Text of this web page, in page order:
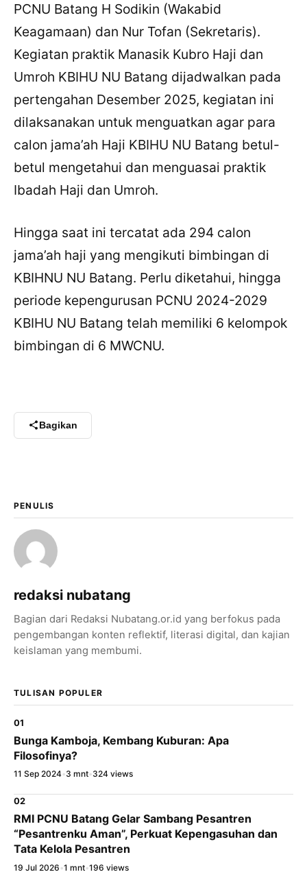
PCNU Batang H Sodikin (Wakabid
Keagamaan) dan Nur Tofan (Sekretaris).
Kegiatan praktik Manasik Kubro Haji dan
Umroh KBIHU NU Batang dijadwalkan pada
pertengahan Desember 2025, kegiatan ini
dilaksanakan untuk menguatkan agar para
calon jama’ah Haji KBIHU NU Batang betul-
betul mengetahui dan menguasai praktik
Ibadah Haji dan Umroh.
Hingga saat ini tercatat ada 294 calon
jama’ah haji yang mengikuti bimbingan di
KBIHNU NU Batang. Perlu diketahui, hingga
periode kepengurusan PCNU 2024-2029
KBIHU NU Batang telah memiliki 6 kelompok
bimbingan di 6 MWCNU.
Bagikan
PENULIS
redaksi nubatang
Bagian dari Redaksi Nubatang.or.id yang berfokus pada
pengembangan konten reflektif, literasi digital, dan kajian
keislaman yang membumi.
TULISAN POPULER
01
Bunga Kamboja, Kembang Kuburan: Apa
Filosofinya?
11 Sep 2024•3 mnt•324 views
02
RMI PCNU Batang Gelar Sambang Pesantren
“Pesantrenku Aman”, Perkuat Kepengasuhan dan
Tata Kelola Pesantren
19 Jul 2026 •1 mnt•196 views